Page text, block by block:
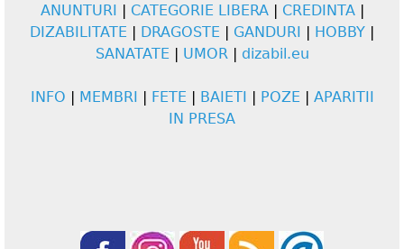
ANUNTURI | CATEGORIE LIBERA| CREDINTA|
DIZABILITATE | DRAGOSTE | GANDURI | HOBBY |
SANATATE | UMOR| dizabil.eu
INFO | MEMBRI | FETE | BAIETI | POZE | APARITII
IN PRESA